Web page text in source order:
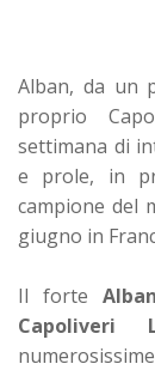
Alban, da un
proprio
settimana di
e prole, in
campione del
giugno in
Il forte
Capoliveri